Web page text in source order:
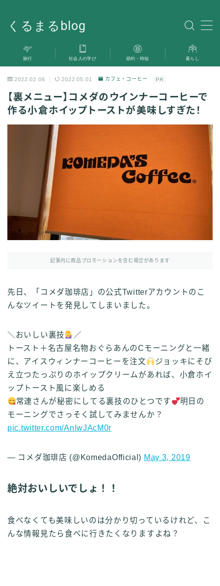
くるまるblog
MENU
旅行
暮らし
お問い合わせ
旅行 社会人の学び 節約・時短 暮らし
2022.02.06 2022.05.01 カフェ・コーヒー PR
【裏メニュー】コメダのウインナーコーヒーで
作る小倉ホイップトーストが美味しすぎた！
記事内に商品プロモーションを含む場合があります
先日、「コメダ珈琲店」の公式Twitterアカウントのこ
んなツイートを発見してしまいました。
＼おいしい裏技
／
トースト＋名古屋名物おぐらあんのCモーニングと一緒
に、アイスウィンナーコーヒーを注文
ジョッキにそび
え立つたっぷりのホイップクリームがあれば、小倉ホイ
ップトースト風に楽しめる
常連さんが秘密にしてる裏技のひとつです
明日の
モーニングでさっそく試してみませんか？
pic.twitter.com/AnlwJAcM0r
— コメダ珈琲店 (@KomedaOfficial) May 3, 2019
絶対おいしいでしょ！！
食べなくても美味しいのは分かり切っているけれど、こ
んな情報見たら食べに行きたくなりますよね？